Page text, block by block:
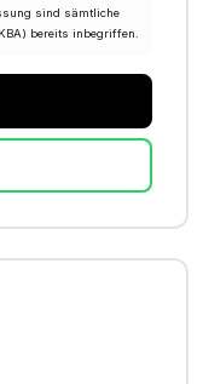
sind sämtliche
bereits inbegriffen.